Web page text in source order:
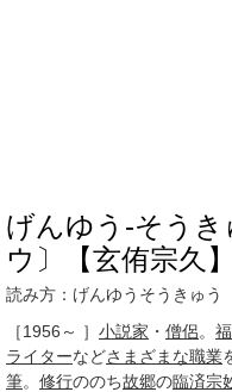
げんゆう‐そう
ウ〕【玄侑宗久】
読み方：げんゆうそうきゅう
［1956～ ］ 小説家 ・ 僧侶。
ライターなどさまざまな職業
筆。 修行ののち故郷の臨済宗